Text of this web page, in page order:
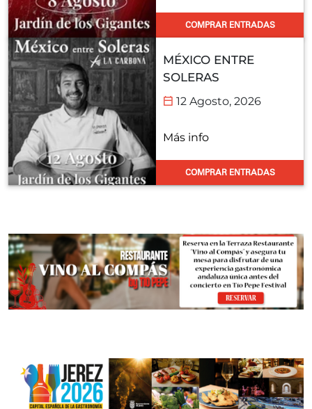
COMPRAR ENTRADAS
MÉXICO ENTRE
SOLERAS
12 Agosto, 2026
Más info
COMPRAR ENTRADAS